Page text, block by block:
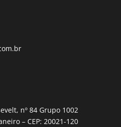
nº 84 Grupo 1002
– CEP: 20021-120